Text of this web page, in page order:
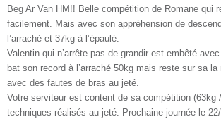
Beg Ar Van HM!! Belle compétition de Romane qui
facilement. Mais avec son appréhension de
l’arraché et 37kg à l’épaulé.
Valentin qui n’arrête pas de grandir est embêté
bat son record à l’arraché 50kg mais reste sur sa
avec des fautes de bras au jeté.
Votre serviteur est content de sa compétition (63kg
techniques réalisés au jeté. Prochaine journée le